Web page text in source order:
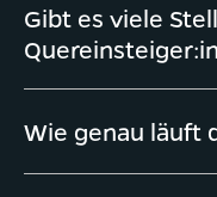
Gibt es viele
Wie genau läuft